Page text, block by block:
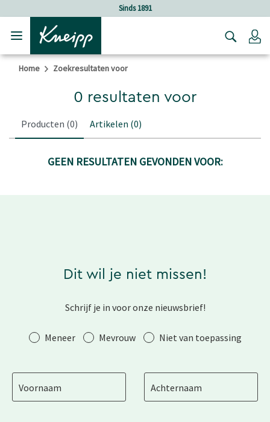
Verder gaan naar hoofdinhoud.Sinds 1891
Home Zoekresultaten voor
0 resultaten voor
Producten (0) Artikelen (0)
GEEN RESULTATEN GEVONDEN VOOR:
Dit wil je niet missen!
Schrijf je in voor onze nieuwsbrief!
AanhefMeneer Mevrouw Niet van toepassing
Voornaam Achternaam